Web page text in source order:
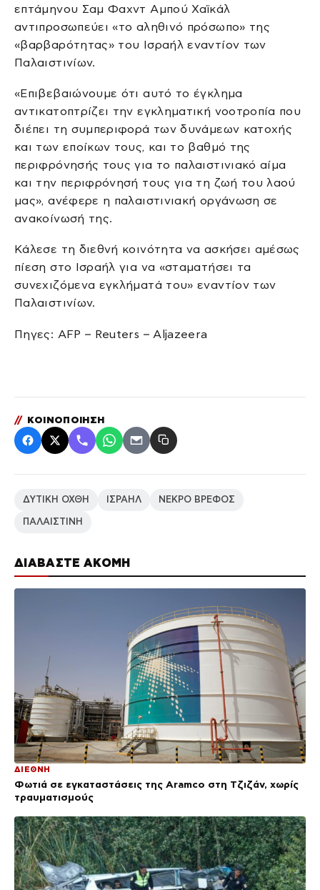
ΔΙΑΒΑΣΤΕ ΑΚΟΜΗ
ΔΙΕΘΝΗ
Φωτιά σε εγκαταστάσεις της Aramco στη Τζιζάν, χωρίς
τραυματισμούς
επτάμηνου Σαμ Φαχντ Αμπού Χαϊκάλ
αντιπροσωπεύει «το αληθινό πρόσωπο» της
«βαρβαρότητας» του Ισραήλ εναντίον των
Παλαιστινίων.
«Επιβεβαιώνουμε ότι αυτό το έγκλημα
αντικατοπτρίζει την εγκληματική νοοτροπία που
διέπει τη συμπεριφορά των δυνάμεων κατοχής
και των εποίκων τους, και το βαθμό της
περιφρόνησής τους για το παλαιστινιακό αίμα
και την περιφρόνησή τους για τη ζωή του λαού
μας», ανέφερε η παλαιστινιακή οργάνωση σε
ανακοίνωσή της.
Κάλεσε τη διεθνή κοινότητα να ασκήσει αμέσως
πίεση στο Ισραήλ για να «σταματήσει τα
συνεχιζόμενα εγκλήματά του» εναντίον των
Παλαιστινίων.
Πηγες: AFP – Reuters – Aljazeera
// ΚΟΙΝΟΠΟΙΗΣΗ
ΔΥΤΙΚΗ ΟΧΘΗ ΙΣΡΑΗΛ ΝΕΚΡΟ ΒΡΕΦΟΣ
ΠΑΛΑΙΣΤΙΝΗ